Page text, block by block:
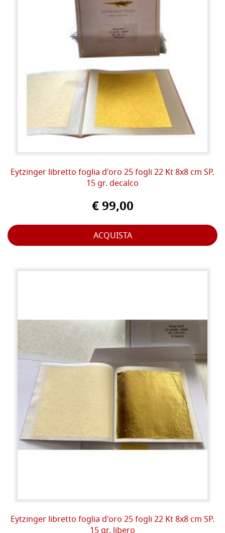
Eytzinger libretto foglia d'oro 25 fogli 22 Kt 8x8 cm SP.
15 gr. decalco
€ 99,00
ACQUISTA
Eytzinger libretto foglia d'oro 25 fogli 22 Kt 8x8 cm SP.